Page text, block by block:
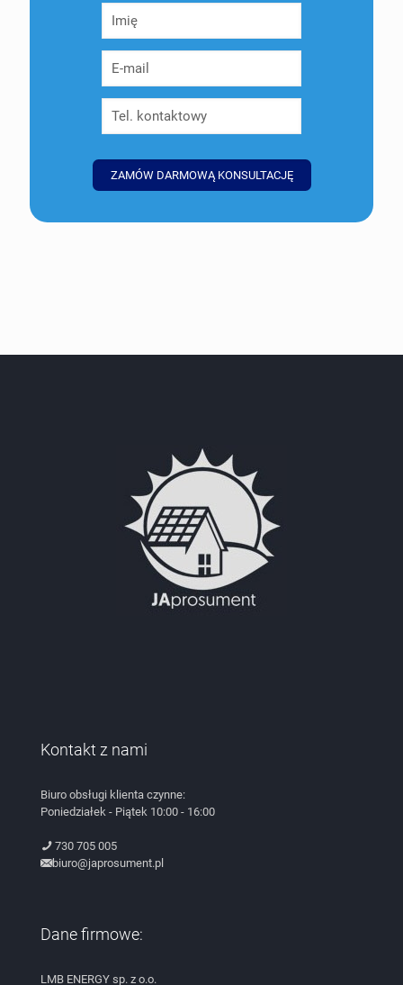
Kontakt z nami
Biuro obsługi klienta czynne:
Poniedziałek - Piątek 10:00 - 16:00
730 705 005
biuro@japrosument.pl
Dane firmowe:
LMB ENERGY sp. z o.o.